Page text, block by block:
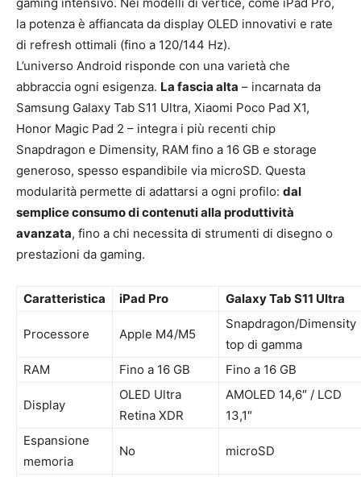
la potenza è affiancata da display OLED innovativi e rate
di refresh ottimali (fino a 120/144 Hz).
L’universo Android risponde con una varietà che
abbraccia ogni esigenza. La fascia alta – incarnata da
Samsung Galaxy Tab S11 Ultra, Xiaomi Poco Pad X1,
Honor Magic Pad 2 – integra i più recenti chip
Snapdragon e Dimensity, RAM fino a 16 GB e storage
generoso, spesso espandibile via microSD. Questa
modularità permette di adattarsi a ogni profilo: dal
semplice consumo di contenuti alla produttività
avanzata, fino a chi necessita di strumenti di disegno o
prestazioni da gaming.
Caratteristica iPad Pro Galaxy Tab S11 Ultra
Processore Apple M4/M5
Snapdragon/Dimensity
top di gamma
RAM
Fino a 16 GB Fino a 16 GB
Display
OLED Ultra
Retina XDR
AMOLED 14,6″ / LCD
13,1″
Espansione
memoria
No microSD